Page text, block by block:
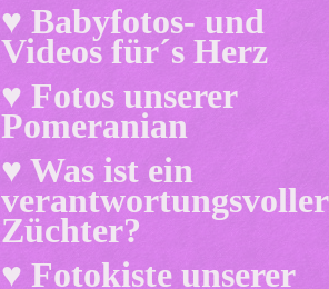
♥ Babyfotos- und
Videos für´s Herz
♥ Fotos unserer
Pomeranian
♥ Was ist ein
verantwortungsvoller
Züchter?
♥ Fotokiste unserer